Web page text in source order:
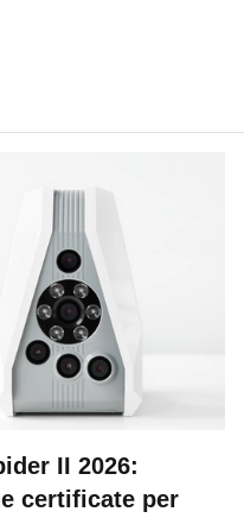
II 2026:
certificate per